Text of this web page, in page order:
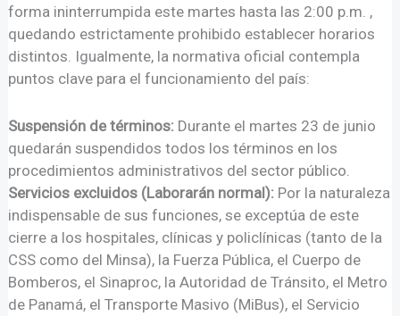
forma ininterrumpida este martes hasta las 2:00 p.m. ,
quedando estrictamente prohibido establecer horarios
distintos. Igualmente, la normativa oficial contempla
puntos clave para el funcionamiento del país:
Suspensión de términos: Durante el martes 23 de junio
quedarán suspendidos todos los términos en los
procedimientos administrativos del sector público.
Servicios excluidos (Laborarán normal): Por la naturaleza
indispensable de sus funciones, se exceptúa de este
cierre a los hospitales, clínicas y policlínicas (tanto de la
CSS como del Minsa), la Fuerza Pública, el Cuerpo de
Bomberos, el Sinaproc, la Autoridad de Tránsito, el Metro
de Panamá, el Transporte Masivo (MiBus), el Servicio